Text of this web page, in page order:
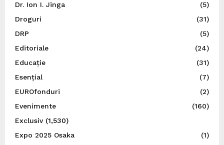
Dr. Ion I. Jinga
(5)
Droguri
(31)
DRP
(5)
Editoriale
(24)
Educație
(31)
Esențial
(7)
EUROfonduri
(2)
Evenimente
(160)
Exclusiv(1,530)
Expo 2025 Osaka
(1)